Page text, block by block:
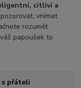
citliví a
vnímat
rozumět
papoušek to
přáteli